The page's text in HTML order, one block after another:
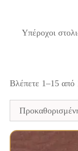
Υπέροχοι
Βλέπετε 1–15 από